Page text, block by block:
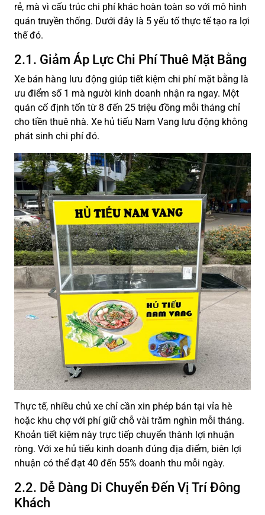
rẻ, mà vì cấu trúc chi phí khác hoàn toàn so với mô hình
quán truyền thống. Dưới đây là 5 yếu tố thực tế tạo ra lợi
thế đó.
2.1. Giảm Áp Lực Chi Phí Thuê Mặt Bằng
Xe bán hàng lưu động giúp tiết kiệm chi phí mặt bằng là
ưu điểm số 1 mà người kinh doanh nhận ra ngay. Một
quán cố định tốn từ 8 đến 25 triệu đồng mỗi tháng chỉ
cho tiền thuê nhà. Xe hủ tiếu Nam Vang lưu động không
phát sinh chi phí đó.
Thực tế, nhiều chủ xe chỉ cần xin phép bán tại vỉa hè
hoặc khu chợ với phí giữ chỗ vài trăm nghìn mỗi tháng.
Khoản tiết kiệm này trực tiếp chuyển thành lợi nhuận
ròng. Với xe hủ tiếu kinh doanh đúng địa điểm, biên lợi
nhuận có thể đạt 40 đến 55% doanh thu mỗi ngày.
2.2. Dễ Dàng Di Chuyển Đến Vị Trí Đông
Khách